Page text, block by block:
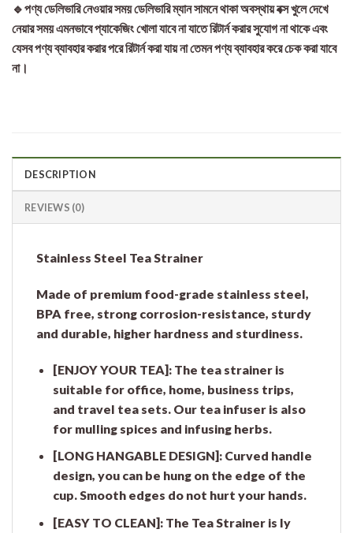
🔹পণ্য ডেলিভারি নেওয়ার সময় ডেলিভারি ম্যান সামনে থাকা অবস্থায় বক্স খুলে দেখে
নেয়ার সময় এমনভাবে প্যাকেজিং খোলা যাবে না যাতে রিটার্ন করার সুযোগ না থাকে এবং
যেসব পণ্য ব্যাবহার করার পরে রিটার্ন করা যায় না তেমন পণ্য ব্যাবহার করে চেক করা যাবে
না।
DESCRIPTION
REVIEWS (0)
Stainless Steel Tea Strainer
Made of premium food-grade stainless steel,
BPA free, strong corrosion-resistance, sturdy
and durable, higher hardness and sturdiness.
[ENJOY YOUR TEA]: The tea strainer is
suitable for office, home, business trips,
and travel tea sets. Our tea infuser is also
for mulling spices and infusing herbs.
[LONG HANGABLE DESIGN]: Curved handle
design, you can be hung on the edge of the
cup. Smooth edges do not hurt your hands.
[EASY TO CLEAN]: The Tea Strainer is ly